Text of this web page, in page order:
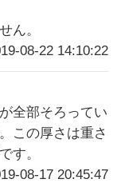
ん。
08-22 14:10:22
全部そろってい
この厚さは重さ
す。
08-17 20:45:47